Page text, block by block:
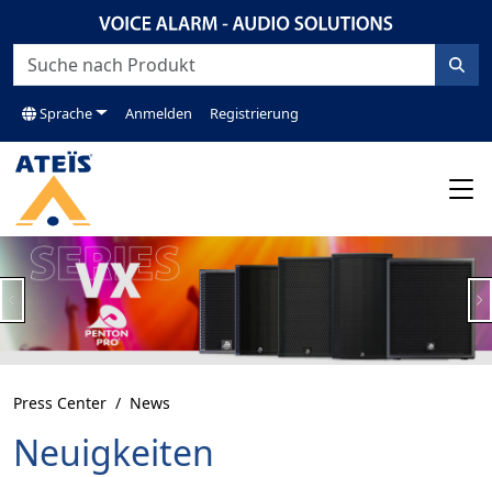
Sprache Anmelden Registrierung
Previous
Press Center News
Neuigkeiten